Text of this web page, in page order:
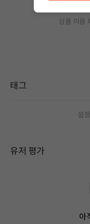
상품 이용
태그
설
유저 평가
아